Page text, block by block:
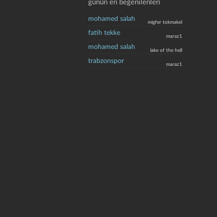
günün en beğenilenleri
mohamed salah migfer tokmakel
fatih tekke maraz1
mohamed salah lake of the hell
trabzonspor maraz1